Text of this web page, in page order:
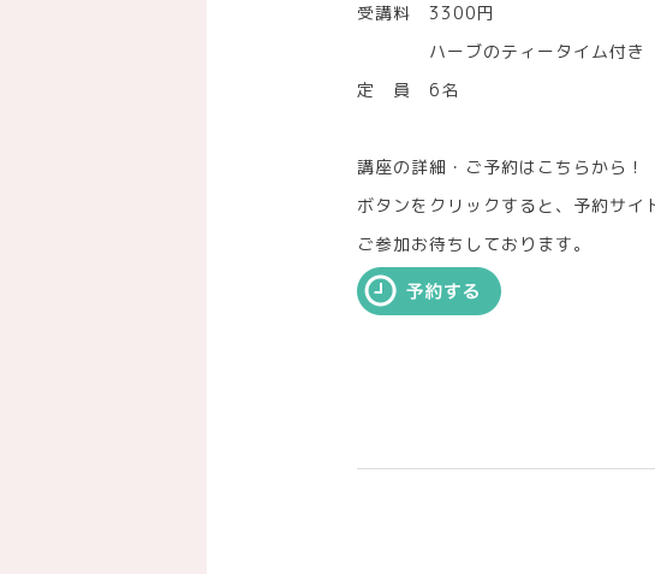
受講料 3300円
ハーブのティータイム付き
定 員 6名
講座の詳細・ご予約はこちらから！
ボタンをクリックすると、予約サイ
ご参加お待ちしております。